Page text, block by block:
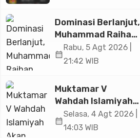
Paramadina
Dominasi Berlanjut,
Muhammad Raihan
Fadila Sabet Emas
Kyorugi di Asian
Indonesia Open
2026
calendar_month
Rabu, 5 Agt 2026 |
21:42 WIB
Muktamar V
Wahdah Islamiyah
Akan Kukuhkan
10.000 Guru Al-
calendar_month
Selasa, 4 Agt 2026 |
14:03 WIB